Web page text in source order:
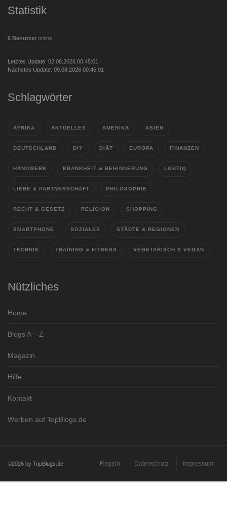
Statistik
6 Benutzer online
Letztes Update: 02.08.2026 00:45:01
Nächstes Update: 09.08.2026 00:45:01
Schlagwörter
AFRIKA AKTUELLES AMERIKA ASIEN
DEUTSCHLAND DIY DIÄT EUROPA FINANZEN
HANDWERK KRANKHEIT & BEHINDERUNG LGBTIQ
LIEBE & PARTNERSCHAFT PHILOSOPHIE
RECHT & GESETZ RELIGION SHOPPING
SMARTPHONE SOZIALES STÄDTE & REGIONEN
TECHNIK TRAINING & FITNESS VEGETARISCH & VEGAN
Nützliches
Home
Blogs A – Z
Magazin
Hilfe
Kontakt
Werben auf TopBlogs.de
©2026 by TopBlogs.de Regeln Datenschutz Impressum